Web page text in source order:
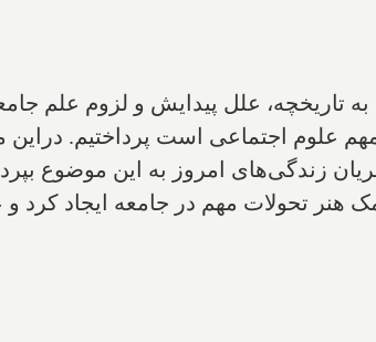
تاریخچه‌، علل پیدایش و لزوم علم
علوم اجتماعی است پرداختیم. دراین
زندگی‌های امروز به این موضوع
هنر تحولات مهم در جامعه ایجاد کرد